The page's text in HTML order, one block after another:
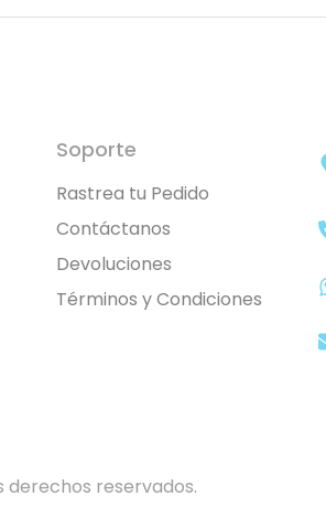
Soporte
Rastrea tu Pedido
Contáctanos
Devoluciones
Términos y Condiciones
derechos reservados.